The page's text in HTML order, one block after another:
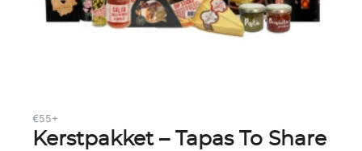
€55+
Kerstpakket – Tapas To Share